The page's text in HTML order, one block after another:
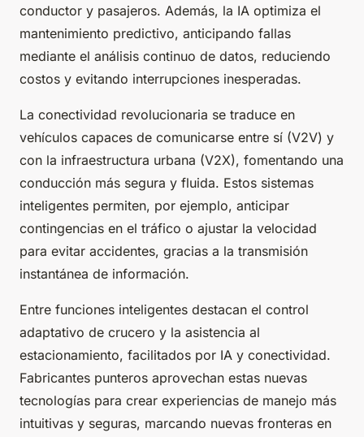
conductor y pasajeros. Además, la IA optimiza el
mantenimiento predictivo, anticipando fallas
mediante el análisis continuo de datos, reduciendo
costos y evitando interrupciones inesperadas.
La conectividad revolucionaria se traduce en
vehículos capaces de comunicarse entre sí (V2V) y
con la infraestructura urbana (V2X), fomentando una
conducción más segura y fluida. Estos sistemas
inteligentes permiten, por ejemplo, anticipar
contingencias en el tráfico o ajustar la velocidad
para evitar accidentes, gracias a la transmisión
instantánea de información.
Entre funciones inteligentes destacan el control
adaptativo de crucero y la asistencia al
estacionamiento, facilitados por IA y conectividad.
Fabricantes punteros aprovechan estas nuevas
tecnologías para crear experiencias de manejo más
intuitivas y seguras, marcando nuevas fronteras en